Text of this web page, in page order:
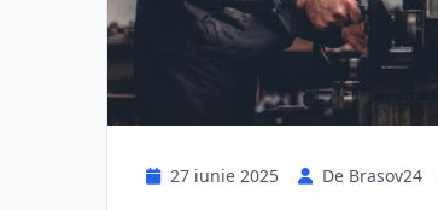
27 iunie 2025 De Brasov24